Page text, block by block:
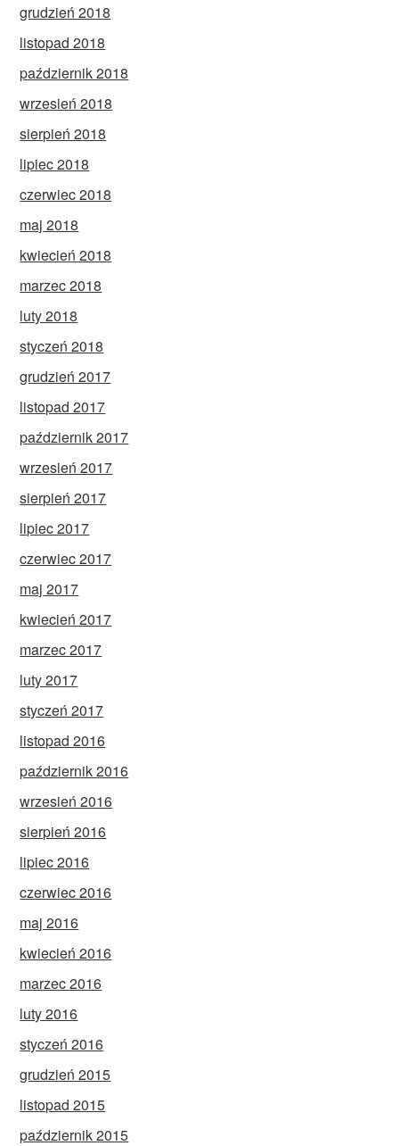
grudzień 2018
listopad 2018
październik 2018
wrzesień 2018
sierpień 2018
lipiec 2018
czerwiec 2018
maj 2018
kwiecień 2018
marzec 2018
luty 2018
styczeń 2018
grudzień 2017
listopad 2017
październik 2017
wrzesień 2017
sierpień 2017
lipiec 2017
czerwiec 2017
maj 2017
kwiecień 2017
marzec 2017
luty 2017
styczeń 2017
listopad 2016
październik 2016
wrzesień 2016
sierpień 2016
lipiec 2016
czerwiec 2016
maj 2016
kwiecień 2016
marzec 2016
luty 2016
styczeń 2016
grudzień 2015
listopad 2015
październik 2015